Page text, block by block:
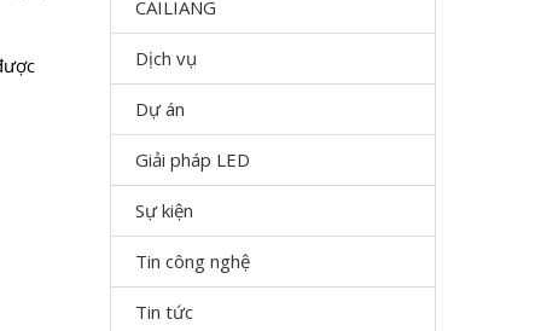
CAILIANG
Dịch vụ
Dự án
Giải pháp LED
Sự kiện
Tin công nghệ
Tin tức